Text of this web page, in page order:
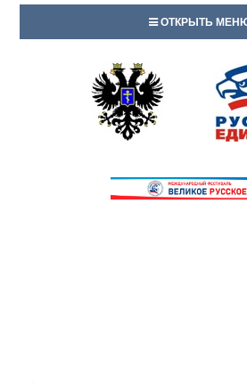
ОТКРЫТЬ